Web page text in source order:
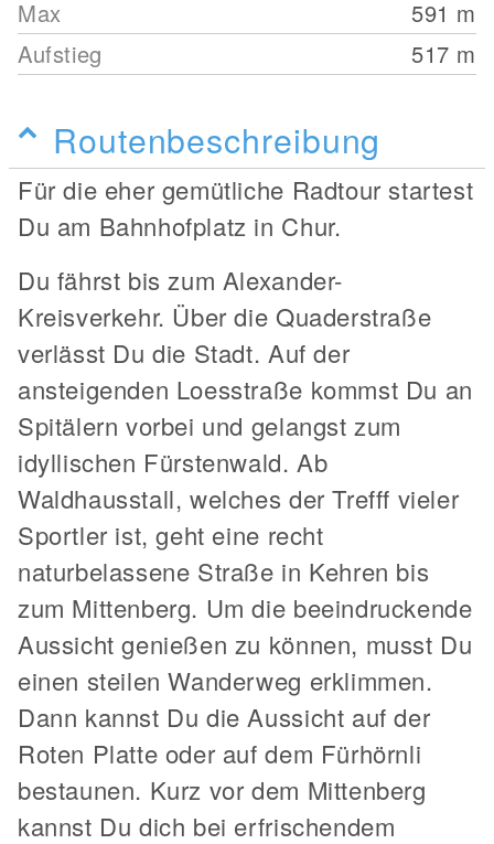
Max
591 m
Aufstieg
517 m
Routenbeschreibung
Für die eher gemütliche Radtour startest
Du am Bahnhofplatz in Chur.
Du fährst bis zum Alexander-
Kreisverkehr. Über die Quaderstraße
verlässt Du die Stadt. Auf der
ansteigenden Loesstraße kommst Du an
Spitälern vorbei und gelangst zum
idyllischen Fürstenwald. Ab
Waldhausstall, welches der Trefff vieler
Sportler ist, geht eine recht
naturbelassene Straße in Kehren bis
zum Mittenberg. Um die beeindruckende
Aussicht genießen zu können, musst Du
einen steilen Wanderweg erklimmen.
Dann kannst Du die Aussicht auf der
Roten Platte oder auf dem Fürhörnli
bestaunen. Kurz vor dem Mittenberg
kannst Du dich bei erfrischendem